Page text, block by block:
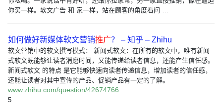
你买一样。软文广告 和 家一样，站在顾客的角度看问 …
如何做好新媒体软文营销推广？ – 知乎 – Zhihu
软文营销中的软文撰写模式： 新闻式软文：在所有的软文中，唯有新闻
式软文既能够让读者消磨时间，又能传递给读者信息，还能产生信任感。
新闻式软文 的特点 是它能够快速向读者传递信息，增加读者的信任感，
还能让读者对其中宣传的产品、促销产品有一定的了解。
www.zhihu.com/question/42674766
5